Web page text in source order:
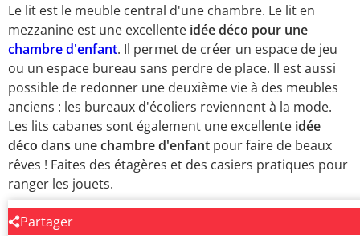
Le lit est le meuble central d'une chambre. Le lit en
mezzanine est une excellente idée déco pour une
chambre d'enfant. Il permet de créer un espace de jeu
ou un espace bureau sans perdre de place. Il est aussi
possible de redonner une deuxième vie à des meubles
anciens : les bureaux d'écoliers reviennent à la mode.
Les lits cabanes sont également une excellente idée
déco dans une chambre d'enfant pour faire de beaux
rêves ! Faites des étagères et des casiers pratiques pour
ranger les jouets.
Partager